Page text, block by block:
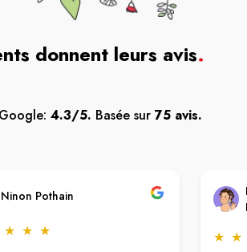
donnent leurs avis.
4.3/5. Basée sur 75 avis.
Ninon Pothain
★ ★ ★ ★ ★